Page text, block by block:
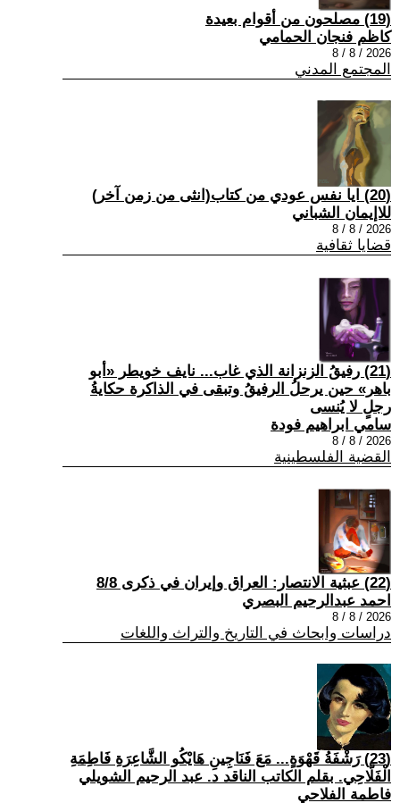
(19) مصلحون من أقوام بعيدة
كاظم فنجان الحمامي
2026 / 8 / 8
المجتمع المدني
(20) ايا نفس عودي من كتاب(انثى من زمن آخر)
للاإيمان الشباني
2026 / 8 / 8
قضايا ثقافية
(21) رفيقُ الزنزانة الذي غاب... نايف خويطر «أبو
باهر» حين يرحلُ الرفيقُ وتبقى في الذاكرة حكايةُ
رجلٍ لا يُنسى
سامي ابراهيم فودة
2026 / 8 / 8
القضية الفلسطينية
(22) عبثية الانتصار: العراق وإيران في ذكرى 8/8
احمد عبدالرحيم البصري
2026 / 8 / 8
دراسات وابحاث في التاريخ والتراث واللغات
(23) رَشْفَةُ قَهْوَةٍ... مَعَ فَنَاجِينِ هَايْكُو الشَّاعِرَةِ فَاطِمَةِ
الْفَلَّاحِي. بقلم الكاتب الناقد د. عبد الرحيم الشويلي
فاطمة الفلاحي